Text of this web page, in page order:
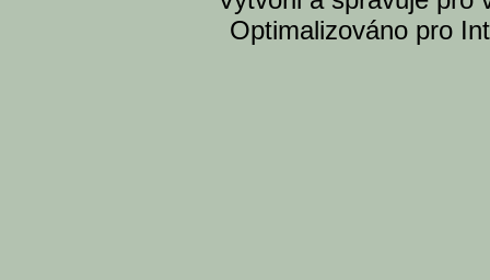
Optimalizováno pro